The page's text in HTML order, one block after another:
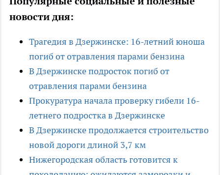
новости дня:
Трагедия в Дзержинске: 16-летний юноша
погиб от отравления парами бензина
В Дзержинске подросток погиб от
отравления парами бензина
Прокуратура начала проверку гибели 16-
летнего подростка в Дзержинске
В Дзержинске продолжается строительство
новой дороги длиной 3,7 км
Нижегородская область готовится к